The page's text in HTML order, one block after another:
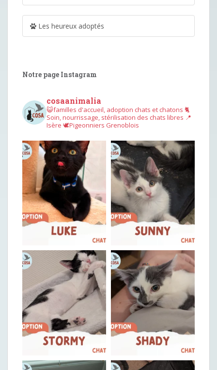
Les heureux adoptés
Notre page Instagram
cosaanimalia
😺familles d'accueil, adoption chats et chatons 🐈
Soin, nourrissage, stérilisation des chats libres 📍
Isère 🕊︎Pigeonniers Grenoblois